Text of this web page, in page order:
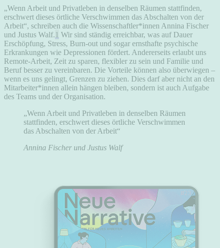
„Wenn Arbeit und Privatleben in denselben Räumen stattfinden,
erschwert dieses örtliche Verschwimmen das Abschalten von der
Arbeit“, schreiben auch die Wissenschaftler*innen Annina Fischer
und Justus Walf.1 Wir sind ständig erreichbar, was auf Dauer
Erschöpfung, Stress, Burn-out und sogar ernsthafte psychische
Erkrankungen wie Depressionen fördert. Andererseits erlaubt uns
Remote-Arbeit, Zeit zu sparen, flexibler zu sein und Familie und
Beruf besser zu vereinbaren. Die Vorteile können also überwiegen –
wenn es uns gelingt, Grenzen zu ziehen. Dies darf aber nicht an den
Mitarbeiter*innen allein hängen bleiben, sondern ist auch Aufgabe
des Teams und der Organisation.
„Wenn Arbeit und Privatleben in denselben Räumen
stattfinden, erschwert dieses örtliche Verschwimmen
das Abschalten von der Arbeit“
Annina Fischer und Justus Walf